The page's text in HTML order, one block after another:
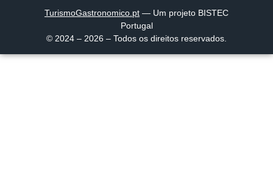
TurismoGastronomico .pt — Um projeto BISTEC
Portugal
© 2024 – 2026 – Todos os direitos reservados.